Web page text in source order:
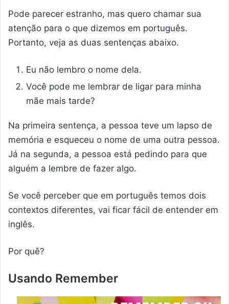
Pode parecer estranho, mas quero chamar sua
atenção para o que dizemos em português.
Portanto, veja as duas sentenças abaixo.
Eu não lembro o nome dela.
Você pode me lembrar de ligar para minha
mãe mais tarde?
Na primeira sentença, a pessoa teve um lapso de
memória e esqueceu o nome de uma outra pessoa.
Já na segunda, a pessoa está pedindo para que
alguém a lembre de fazer algo.
Se você perceber que em português temos dois
contextos diferentes, vai ficar fácil de entender em
inglês.
Por quê?
Usando Remember